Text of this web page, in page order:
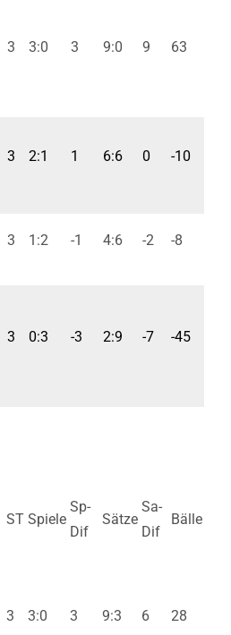
3 3:0 3 9:0 9 63
3 2:1 1 6:6 0 -10
3 1:2 -1 4:6 -2 -8
3 0:3 -3 2:9 -7 -45
ST Spiele
Sp-
Dif
Sätze
Sa-
Dif
Bälle
3 3:0 3 9:3 6 28